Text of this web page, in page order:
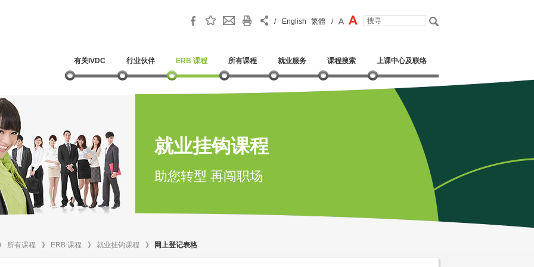
/ English 繁體 /
有关IVDC 行业伙伴 ERB 课程 所有课程 就业服务 课程搜索 上课中心及联络
就业挂钩课程
助您转型 再闯职场
所有课程 》 ERB 课程 》 就业挂钩课程 》 网上登记表格